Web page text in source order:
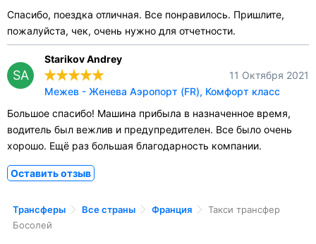
Спасибо, поездка отличная. Все понравилось. Пришлите,
пожалуйста, чек, очень нужно для отчетности.
SA
Starikov Andrey
11 Октября 2021
Межев - Женева Аэропорт (FR), Комфорт класс
Большое спасибо! Машина прибыла в назначенное время,
водитель был вежлив и предупредителен. Все было очень
хорошо. Ещё раз большая благодарность компании.
Оставить отзыв
Трансферы Все страны Франция
Такси трансфер
Босолей